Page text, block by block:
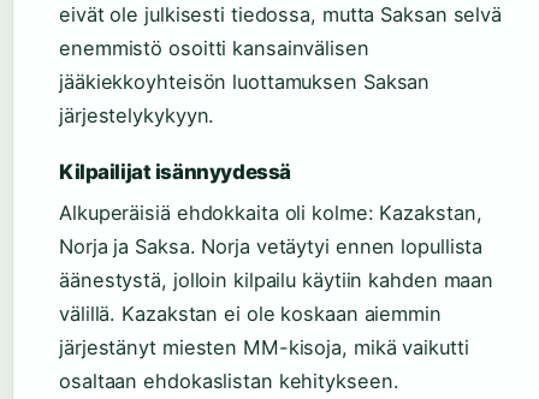
eivät ole julkisesti tiedossa, mutta Saksan selvä
enemmistö osoitti kansainvälisen
jääkiekkoyhteisön luottamuksen Saksan
järjestelykykyyn.
Kilpailijat isännyydessä
Alkuperäisiä ehdokkaita oli kolme: Kazakstan,
Norja ja Saksa. Norja vetäytyi ennen lopullista
äänestystä, jolloin kilpailu käytiin kahden maan
välillä. Kazakstan ei ole koskaan aiemmin
järjestänyt miesten MM-kisoja, mikä vaikutti
osaltaan ehdokaslistan kehitykseen.